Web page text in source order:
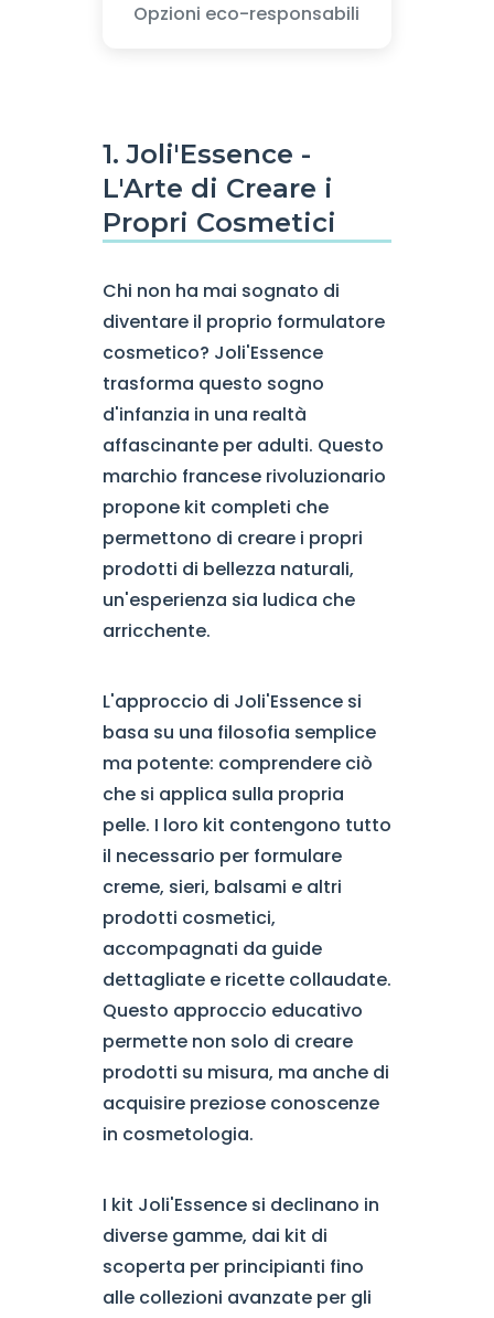
Opzioni eco-responsabili
1. Joli'Essence -
L'Arte di Creare i
Propri Cosmetici
Chi non ha mai sognato di
diventare il proprio formulatore
cosmetico? Joli'Essence
trasforma questo sogno
d'infanzia in una realtà
affascinante per adulti. Questo
marchio francese rivoluzionario
propone kit completi che
permettono di creare i propri
prodotti di bellezza naturali,
un'esperienza sia ludica che
arricchente.
L'approccio di Joli'Essence si
basa su una filosofia semplice
ma potente: comprendere ciò
che si applica sulla propria
pelle. I loro kit contengono tutto
il necessario per formulare
creme, sieri, balsami e altri
prodotti cosmetici,
accompagnati da guide
dettagliate e ricette collaudate.
Questo approccio educativo
permette non solo di creare
prodotti su misura, ma anche di
acquisire preziose conoscenze
in cosmetologia.
I kit Joli'Essence si declinano in
diverse gamme, dai kit di
scoperta per principianti fino
alle collezioni avanzate per gli